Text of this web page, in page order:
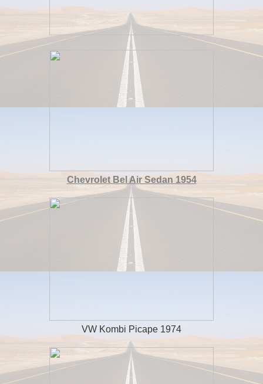
Chevrolet Bel Air Sedan 1954
VW Kombi Picape 1974